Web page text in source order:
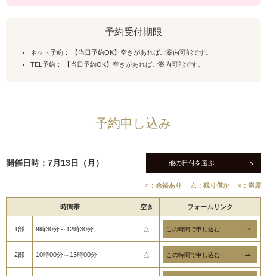
予約受付期限
ネット予約： 【当日予約OK】空きがあればご案内可能です。
TEL予約： 【当日予約OK】空きがあればご案内可能です。
予約申し込み
開催日時：7月13日（月） 他の日付を選ぶ
○：余裕あり △：残り僅か ×：満席
時間帯 空き フォームリンク
1部 9時30分～12時30分 △
2部 10時00分～13時00分 △